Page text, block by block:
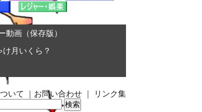
動画（保存版）
け月いくら？
いて お問い合わせ リンク集